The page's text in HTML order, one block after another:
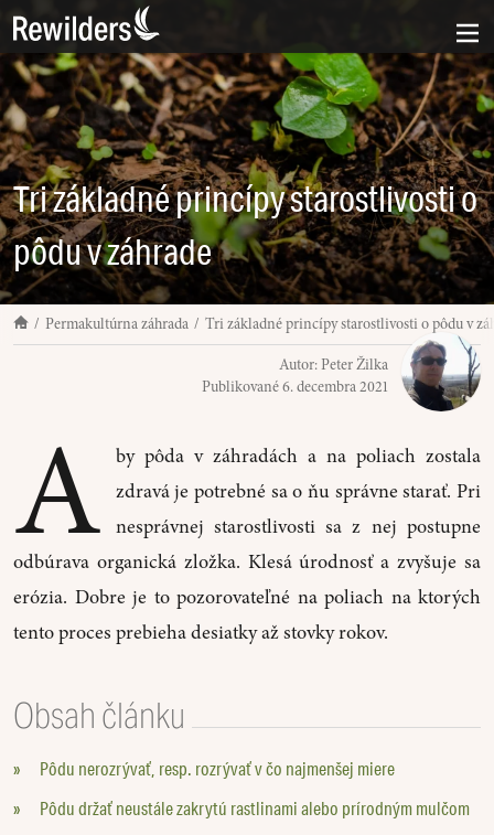
Tri základné princípy starostlivosti o
pôdu v záhrade
Permakultúrna záhrada
Tri základné princípy starostlivosti o pôdu v
Autor:Peter Žilka
Publikované6. decembra 2021
A by pôda v záhradách a na poliach zostala
zdravá je potrebné sa o ňu správne starať. Pri
nesprávnej starostlivosti sa z nej postupne
odbúrava organická zložka. Klesá úrodnosť a zvyšuje sa
erózia. Dobre je to pozorovateľné na poliach na ktorých
tento proces prebieha desiatky až stovky rokov.
Obsah článku
»
Pôdu nerozrývať, resp. rozrývať v čo najmenšej miere
»
Pôdu držať neustále zakrytú rastlinami alebo prírodným mulčom